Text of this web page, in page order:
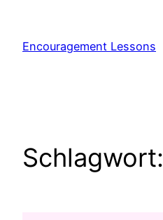
Encouragement Lessons
Schlagwort: